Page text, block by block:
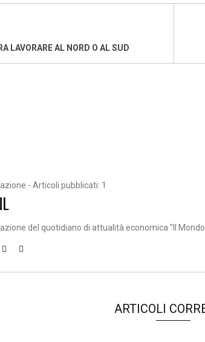
LAVORARE AL NORD O AL SUD
- Articoli pubblicati: 1
del quotidiano di attualità economica "Il
ARTICOLI